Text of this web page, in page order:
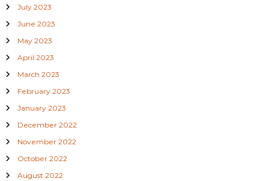
July 2023
June 2023
May 2023
April 2023
March 2023
February 2023
January 2023
December 2022
November 2022
October 2022
August 2022